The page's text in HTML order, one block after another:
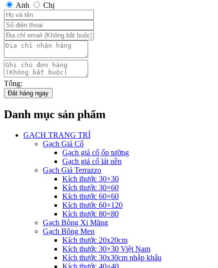
Anh
Chị
Tổng:
Đặt hàng ngay
Danh mục sản phẩm
GẠCH TRANG TRÍ
Gạch Giả Cổ
Gạch giả cổ ốp tường
Gạch giả cổ lát nền
Gạch Giả Terrazzo
Kích thước 30×30
Kích thước 30×60
Kích thước 60×60
Kích thước 60×120
Kích thước 80×80
Gạch Bông Xi Măng
Gạch Bông Men
Kích thước 20x20cm
Kích thước 30×30 Việt Nam
Kích thước 30x30cm nhập khẩu
Kích thước 40×40